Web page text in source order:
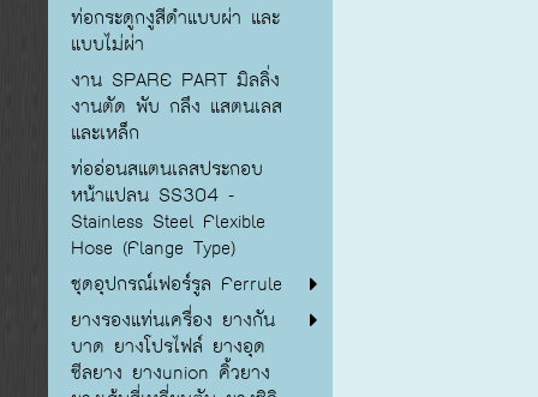
ท่อกระดูกงูสีดำแบบผ่า และ
แบบไม่ผ่า
งาน SPARE PART มิลลิ่ง
งานตัด พับ กลึง แสตนเลส
และเหล็ก
ท่ออ่อนสแตนเลสประกอบ
หน้าแปลน SS304 -
Stainless Steel Flexible
Hose (Flange Type)
ชุดอุปกรณ์เฟอร์รูล Ferrule
ยางรองแท่นเครื่อง ยางกัน
บาด ยางโปรไฟล์ ยางอุด
ซีลยาง ยางunion คิ้วยาง